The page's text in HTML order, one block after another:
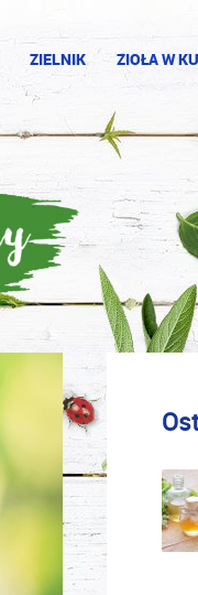
ZIELNIK ZIOŁA W